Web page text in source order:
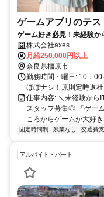
ゲームアプリのテス
ゲーム好き必見！未経験
業ほぼナシ◎
株式会社axes
月給250,000円以上
奈良県橿原市
勤務時間・曜日: 10：
ほぼナシ！原則定時退
仕事内容: ＼未経験から
スタッフ募集◎ 「ゲー
ころからゲームが大好
固定時間制 残業なし 交通費
アルバイト・パート